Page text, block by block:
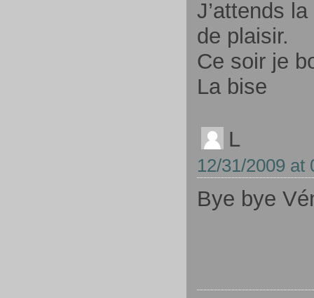
J’attends
de plaisir.
Ce soir je
La bise
L
12/31/2009 at
Bye bye